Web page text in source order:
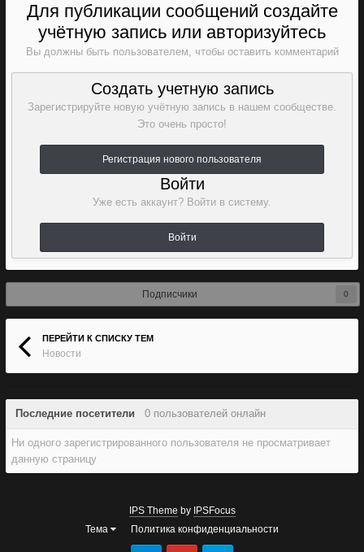
Для публикации сообщений создайте
учётную запись или авторизуйтесь
Вы должны быть пользователем, чтобы оставить комментарий
Создать учетную запись
Зарегистрируйте новую учётную запись в нашем сообществе.
Это очень просто!
Регистрация нового пользователя
Войти
Уже есть аккаунт? Войти в систему.
Войти
Подписчики 0
ПЕРЕЙТИ К СПИСКУ ТЕМ
Новости
Последние посетители 0 пользователей онлайн
Ни одного зарегистрированного пользователя не просматривает
данную страницу
IPS Theme by IPSFocus
Тема
Политика конфиденциальности